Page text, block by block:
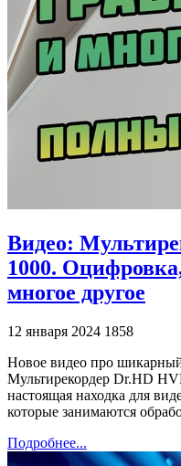
Видео:
1000.
многое другое
12 января 2024 1858
Новое видео про
Мультирекордер Dr.HD
настоящая находка для
которые занимаются
Подробнее...